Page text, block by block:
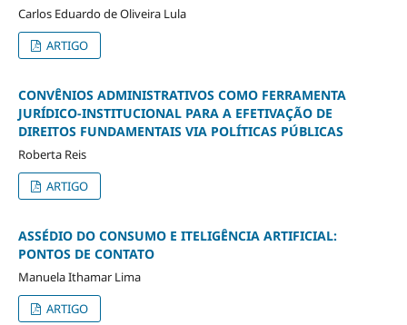
Carlos Eduardo de Oliveira Lula
ARTIGO
CONVÊNIOS ADMINISTRATIVOS COMO FERRAMENTA
JURÍDICO-INSTITUCIONAL PARA A EFETIVAÇÃO DE
DIREITOS FUNDAMENTAIS VIA POLÍTICAS PÚBLICAS
Roberta Reis
ARTIGO
ASSÉDIO DO CONSUMO E ITELIGÊNCIA ARTIFICIAL:
PONTOS DE CONTATO
Manuela Ithamar Lima
ARTIGO